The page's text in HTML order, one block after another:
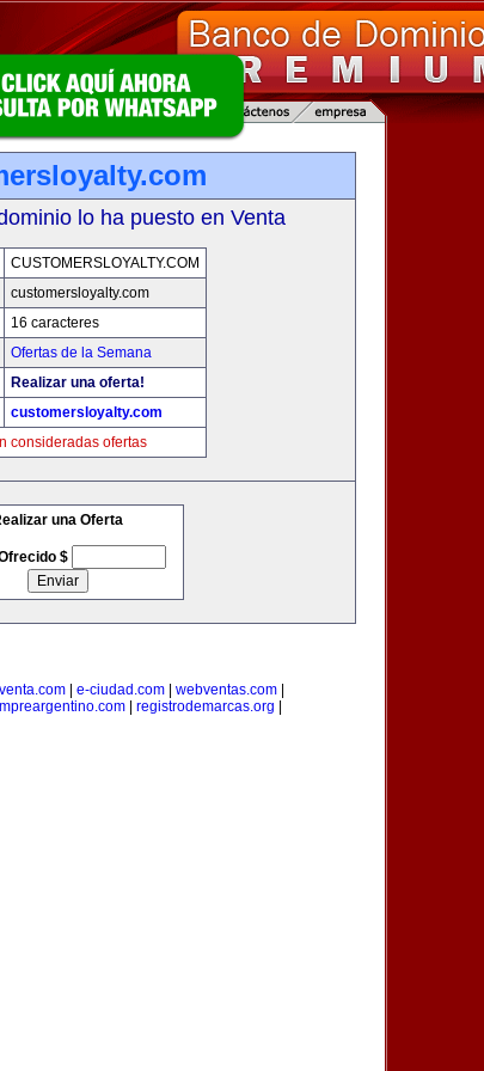
lo ha puesto en Venta
CUSTOMERSLOYALTY.COM
customersloyalty.com
16 caracteres
Ofertas de la Semana
Realizar una oferta!
customersloyalty.com
consideradas ofertas
una Oferta
$
| e-ciudad.com| webventas.com|
| registrodemarcas.org